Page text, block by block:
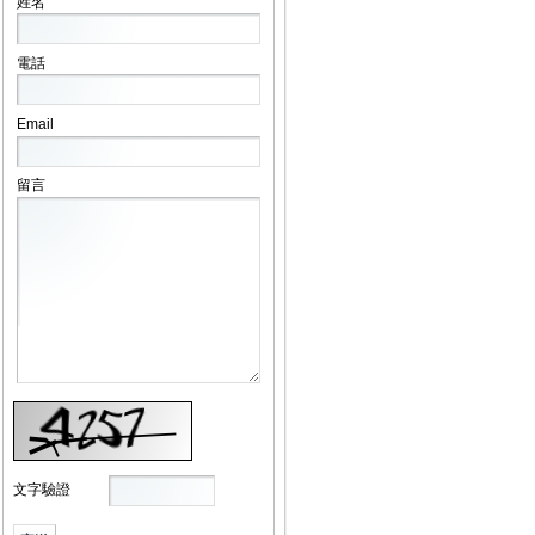
電話
Email
留言
文字驗證